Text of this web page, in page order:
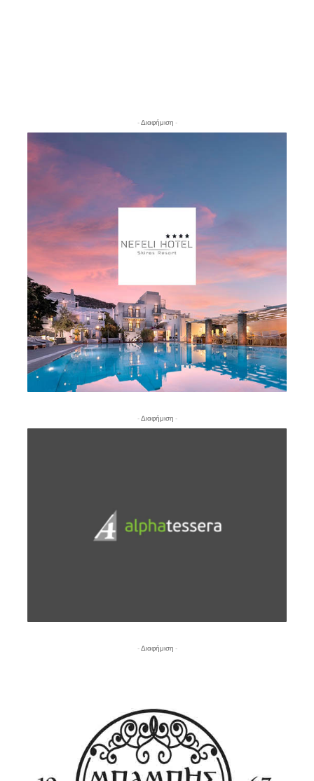
- Διαφήμιση -
- Διαφήμιση -
- Διαφήμιση -